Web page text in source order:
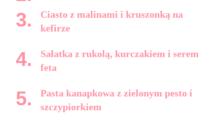
Ciasto z malinami i kruszonką na
kefirze
Sałatka z rukolą, kurczakiem i serem
feta
Pasta kanapkowa z zielonym pesto i
szczypiorkiem